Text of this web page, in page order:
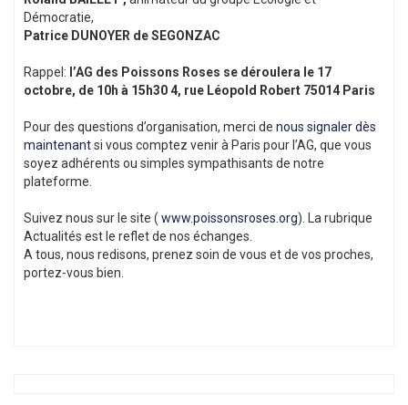
Démocratie,
Patrice DUNOYER de SEGONZAC
Rappel: l’AG des Poissons Roses se déroulera le 17
octobre, de 10h à 15h30 4, rue Léopold Robert 75014 Paris
Pour des questions d’organisation, merci de nous signaler dès
maintenantsi vous comptez venir à Paris pour l’AG, que vous
soyez adhérents ou simples sympathisants de notre
plateforme.
Suivez nous sur le site ( www.poissonsroses.org). La rubrique
Actualités est le reflet de nos échanges.
A tous, nous redisons, prenez soin de vous et de vos proches,
portez-vous bien.